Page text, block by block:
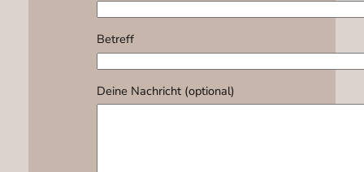
Betreff
Deine Nachricht (optional)